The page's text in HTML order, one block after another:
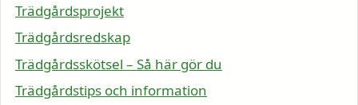
Trädgårdsprojekt
Trädgårdsredskap
Trädgårdsskötsel – Så här gör du
Trädgårdstips och information